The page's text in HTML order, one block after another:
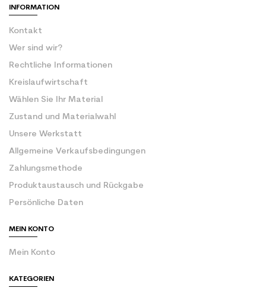
INFORMATION
Kontakt
Wer sind wir?
Rechtliche Informationen
Kreislaufwirtschaft
Wählen Sie Ihr Material
Zustand und Materialwahl
Unsere Werkstatt
Allgemeine Verkaufsbedingungen
Zahlungsmethode
Produktaustausch und Rückgabe
Persönliche Daten
MEIN KONTO
Mein Konto
KATEGORIEN